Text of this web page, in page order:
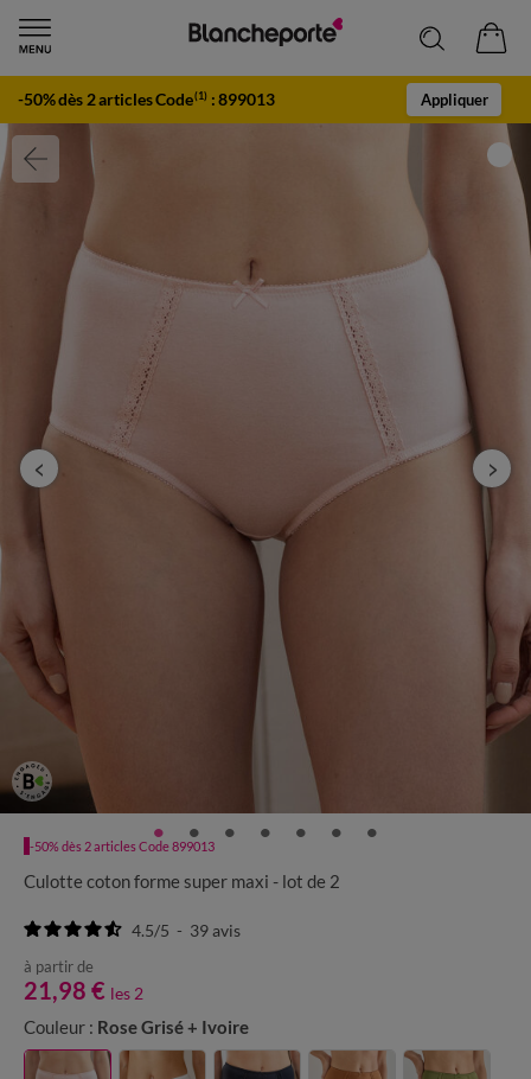
-50% dès 2 articles Code(1) :899013 Appliquer
-50% dès 2 articles Code 899013
Culotte coton forme super maxi - lot de 2
4.5/5 - 39avis
à partir de
21,98 € les 2
Couleur : Rose Grisé + Ivoire